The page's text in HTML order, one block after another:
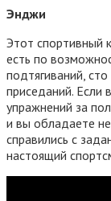
Энджи
Этот спортивный
есть по
подтягиваний,
приседаний. Если
упражнений за
и вы обладаете
справились с
настоящий